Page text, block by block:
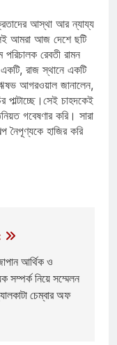
আস্থা আর ন্যায্য
আমরা আজ দেশে ছটি
রেবতী রামন
রাজ স্থানে একটি
আগরওয়াল জানালেন,
পাল্টাচ্ছে।সেই চাহদকেই
গবেষণার করি। সারা
নৈপূণ্যকে হাজির করি
আর্থিক ও
সম্পর্ক নিয়ে সম্মেলন
চেম্বার অফ